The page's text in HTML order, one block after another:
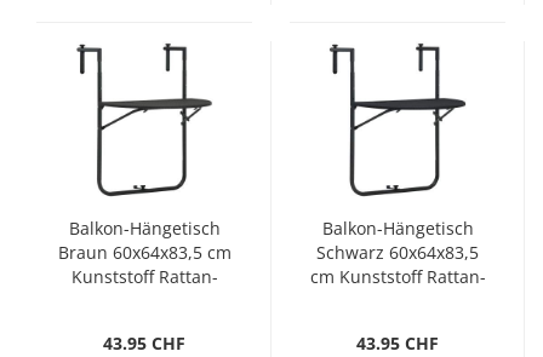
Balkon-Hängetisch
Braun 60x64x83,5 cm
Kunststoff Rattan-
43.95 CHF
Balkon-Hängetisch
Schwarz 60x64x83,5
cm Kunststoff Rattan-
43.95 CHF